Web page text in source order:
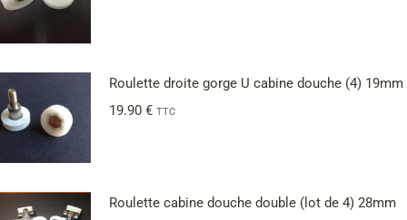
Roulette droite gorge U cabine douche (4) 19mm
19.90 € TTC
Roulette cabine douche double (lot de 4) 28mm